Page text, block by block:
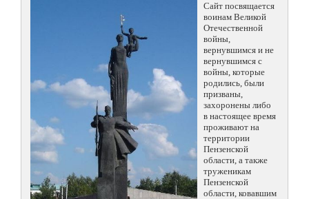
Сайт посвящается
воинам Великой
Отечественной
войны,
вернувшимся и не
вернувшимся с
войны, которые
родились, были
призваны,
захоронены либо
в настоящее время
проживают на
территории
Пензенской
области, а также
труженикам
Пензенской
области, ковавшим